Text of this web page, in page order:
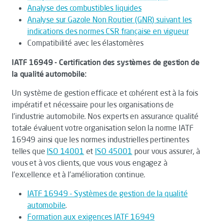
Analyse des combustibles liquides
Analyse sur Gazole Non Routier (GNR) suivant les
indications des normes CSR française en vigueur
Compatibilité avec les élastomères
IATF 16949 - Certification des systèmes de gestion de
la qualité automobile:
Un système de gestion efficace et cohérent est à la fois
impératif et nécessaire pour les organisations de
l’industrie automobile. Nos experts en assurance qualité
totale évaluent votre organisation selon la norme IATF
16949 ainsi que les normes industrielles pertinentes
telles que ISO 14001 et ISO 45001 pour vous assurer, à
vous et à vos clients, que vous vous engagez à
l’excellence et à l’amélioration continue.
IATF 16949 - Systèmes de gestion de la qualité
automobile.
Formation aux exigences IATF 16949